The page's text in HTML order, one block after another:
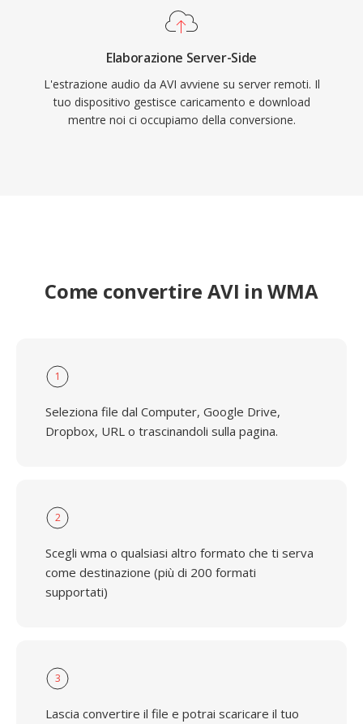
Elaborazione Server-Side
L'estrazione audio da AVI avviene su server remoti. Il
tuo dispositivo gestisce caricamento e download
mentre noi ci occupiamo della conversione.
Come convertire AVI in WMA
1
Seleziona file dal Computer, Google Drive,
Dropbox, URL o trascinandoli sulla pagina.
2
Scegli wma o qualsiasi altro formato che ti serva
come destinazione (più di 200 formati
supportati)
3
Lascia convertire il file e potrai scaricare il tuo